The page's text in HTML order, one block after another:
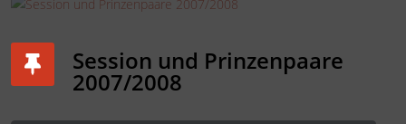
Session und Prinzenpaare
2007/2008